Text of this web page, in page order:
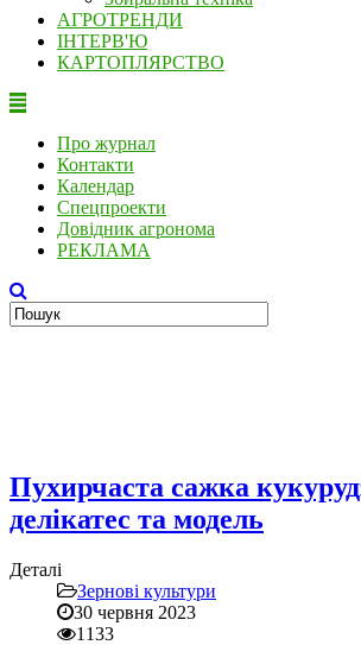
АГРОТРЕНДИ
ІНТЕРВ'Ю
КАРТОПЛЯРСТВО
Про журнал
Контакти
Календар
Спецпроекти
Довідник агронома
РЕКЛАМА
Пухирчаста сажка
делікатес та модель
Деталі
Зернові культури
30 червня 2023
1133